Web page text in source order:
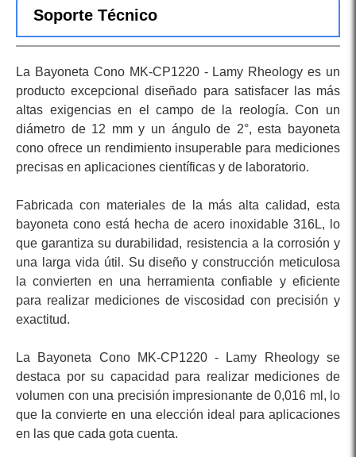
Soporte Técnico
La Bayoneta Cono MK-CP1220 - Lamy Rheology es un
producto excepcional diseñado para satisfacer las más
altas exigencias en el campo de la reología. Con un
diámetro de 12 mm y un ángulo de 2°, esta bayoneta
cono ofrece un rendimiento insuperable para mediciones
precisas en aplicaciones científicas y de laboratorio.
Fabricada con materiales de la más alta calidad, esta
bayoneta cono está hecha de acero inoxidable 316L, lo
que garantiza su durabilidad, resistencia a la corrosión y
una larga vida útil. Su diseño y construcción meticulosa
la convierten en una herramienta confiable y eficiente
para realizar mediciones de viscosidad con precisión y
exactitud.
La Bayoneta Cono MK-CP1220 - Lamy Rheology se
destaca por su capacidad para realizar mediciones de
volumen con una precisión impresionante de 0,016 ml, lo
que la convierte en una elección ideal para aplicaciones
en las que cada gota cuenta.